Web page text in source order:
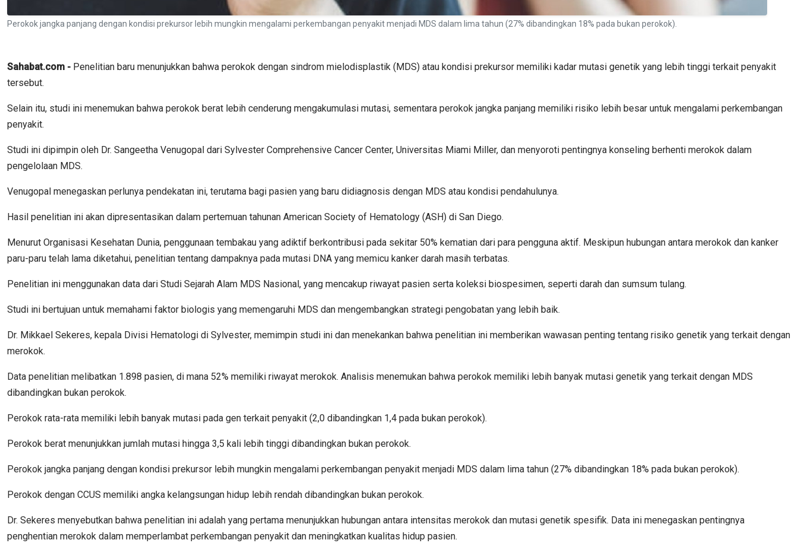
Perokok jangka panjang dengan kondisi prekursor lebih mungkin mengalami perkembangan penyakit menjadi MDS dalam lima tahun (27% dibandingkan 18% pada bukan perokok).
Sahabat.com - Penelitian baru menunjukkan bahwa perokok dengan sindrom mielodisplastik (MDS) atau kondisi prekursor memiliki kadar mutasi genetik yang lebih tinggi terkait penyakit
tersebut.
Selain itu, studi ini menemukan bahwa perokok berat lebih cenderung mengakumulasi mutasi, sementara perokok jangka panjang memiliki risiko lebih besar untuk mengalami perkembangan
penyakit.
Studi ini dipimpin oleh Dr. Sangeetha Venugopal dari Sylvester Comprehensive Cancer Center, Universitas Miami Miller, dan menyoroti pentingnya konseling berhenti merokok dalam
pengelolaan MDS.
Venugopal menegaskan perlunya pendekatan ini, terutama bagi pasien yang baru didiagnosis dengan MDS atau kondisi pendahulunya.
Hasil penelitian ini akan dipresentasikan dalam pertemuan tahunan American Society of Hematology (ASH) di San Diego.
Menurut Organisasi Kesehatan Dunia, penggunaan tembakau yang adiktif berkontribusi pada sekitar 50% kematian dari para pengguna aktif. Meskipun hubungan antara merokok dan kanker
paru-paru telah lama diketahui, penelitian tentang dampaknya pada mutasi DNA yang memicu kanker darah masih terbatas.
Penelitian ini menggunakan data dari Studi Sejarah Alam MDS Nasional, yang mencakup riwayat pasien serta koleksi biospesimen, seperti darah dan sumsum tulang.
Studi ini bertujuan untuk memahami faktor biologis yang memengaruhi MDS dan mengembangkan strategi pengobatan yang lebih baik.
Dr. Mikkael Sekeres, kepala Divisi Hematologi di Sylvester, memimpin studi ini dan menekankan bahwa penelitian ini memberikan wawasan penting tentang risiko genetik yang terkait dengan
merokok.
Data penelitian melibatkan 1.898 pasien, di mana 52% memiliki riwayat merokok. Analisis menemukan bahwa perokok memiliki lebih banyak mutasi genetik yang terkait dengan MDS
dibandingkan bukan perokok.
Perokok rata-rata memiliki lebih banyak mutasi pada gen terkait penyakit (2,0 dibandingkan 1,4 pada bukan perokok).
Perokok berat menunjukkan jumlah mutasi hingga 3,5 kali lebih tinggi dibandingkan bukan perokok.
Perokok jangka panjang dengan kondisi prekursor lebih mungkin mengalami perkembangan penyakit menjadi MDS dalam lima tahun (27% dibandingkan 18% pada bukan perokok).
Perokok dengan CCUS memiliki angka kelangsungan hidup lebih rendah dibandingkan bukan perokok.
Dr. Sekeres menyebutkan bahwa penelitian ini adalah yang pertama menunjukkan hubungan antara intensitas merokok dan mutasi genetik spesifik. Data ini menegaskan pentingnya
penghentian merokok dalam memperlambat perkembangan penyakit dan meningkatkan kualitas hidup pasien.